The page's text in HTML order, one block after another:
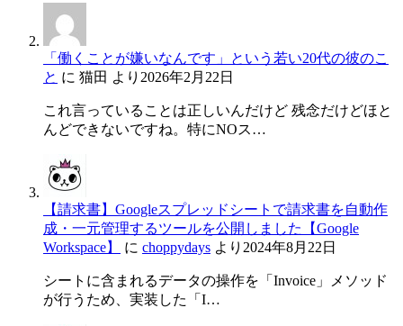
「働くことが嫌いなんです」という若い20代の彼のこ
と に 猫田 より 2026年2月22日
これ言っていることは正しいんだけど 残念だけどほと
んどできないですね。特にNOス…
【請求書】Googleスプレッドシートで請求書を自動作
成・一元管理するツールを公開しました【Google
Workspace】
に choppydays より 2024年8月22日
シートに含まれるデータの操作を「Invoice」メソッド
が行うため、実装した「I…